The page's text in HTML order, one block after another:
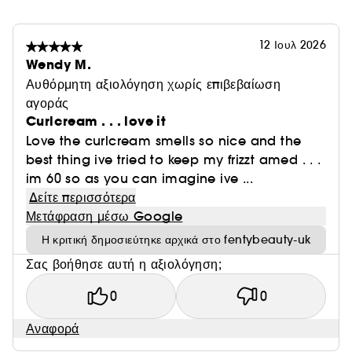
HYDRA VIZOR
✔ Πεπόνι Καλαχάρι: Παρέχει ενυδάτωση πλούσια σε
βιταμίνες και αντιοξειδωτικά.
✔ Νιασιναμίδη: Καταπολεμά τη λιπαρότητα και μειώνει
την εμφάνιση των πόρων και των σκούρων κηλίδων.
Και τα τρία προϊόντα είναι: Χωρίς λάδι. Μη
φαγεσωρογόνα (δεν φράζουν τους πόρους). Για όλους
τους τύπους δέρματος. Vegan και χωρίς γλουτένη. Το
Hydra Vizor παρασκευάζεται με φροντίδα για τους
κοραλλιογενείς υφάλους. δεν περιέχει οξυβενζόνη ή
οκτινοξάτη.
Μάθετε περισσότερα για το Clean at Sephora
12 Ιουλ 2026
Wendy M.
Αυθόρμητη αξιολόγηση χωρίς επιβεβαίωση
αγοράς
Curlcream . . . love it
Love the curlcream smells so nice and the
best thing ive tried to keep my frizzt amed . . .
im 60 so as you can imagine ive ...
Δείτε περισσότερα
Μετάφραση μέσω Google
Η κριτική δημοσιεύτηκε αρχικά στο fentybeauty-uk
Σας βοήθησε αυτή η αξιολόγηση;
0 0
Αναφορά